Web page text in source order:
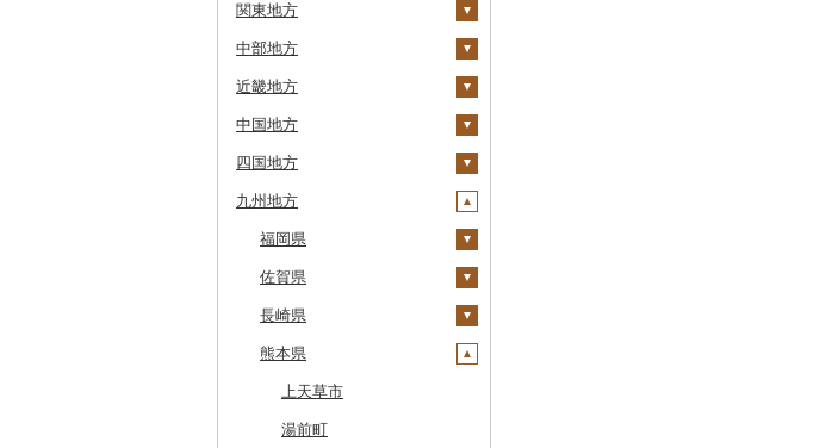
八雲町
鹿部町
江差町
白老町
せたな町
旭川市
森町
稚内市
標津町
清里町
北斗市
留萌市
青森県
十和田市
大鰐町
南部町
五戸町
藤崎町
六ヶ所村
東北町
三戸町
東通村
黒石市
おいらせ町
岩手県
宮古市
軽米町
岩手町
矢巾町
釜石市
野田村
普代村
一戸町
陸前高田市
紫波町
宮城県
柴田町
色麻町
丸森町
大衡村
加美町
利府町
白石市
登米市
山元町
秋田県
大潟村
横手市
能代市
小坂町
仙北市
井川町
潟上市
三種町
山形県
村山市
尾花沢市
上山市
河北町
酒田市
新庄市
長井市
福島県
天栄村
広野町
鏡石町
須賀川市
小野町
棚倉町
関東地方
茨城県
土浦市
取手市
つくば市
稲敷市
潮来市
五霞町
北茨城市
境町
かすみがうら市
牛久市
栃木県
那須塩原市
市貝町
塩谷町
上三川町
佐野市
真岡市
高根沢町
大田原市
栃木市
群馬県
榛東村
下仁田町
玉村町
安中市
川場村
昭和村
甘楽町
明和町
埼玉県
春日部市
蕨市
戸田市
毛呂山町
久喜市
ふじみ野市
川島町
千葉県
勝浦市
袖ケ浦市
我孫子市
長柄町
芝山町
八千代市
東京都
八王子市
日野市
昭島市
武蔵村山市
葛飾区
神奈川県
南足柄市
松田町
大井町
中井町
中部地方
新潟県
十日町市
弥彦村
阿賀町
出雲崎町
魚沼市
佐渡市
燕市
南魚沼市
関川村
富山県
射水市
氷見市
朝日町
高岡市
魚津市
砺波市
入善町
黒部市
石川県
羽咋市
七尾市
白山市
穴水町
輪島市
中能登町
石川県（県庁）
福井県
美浜町
小浜市
越前町
若狭町
鯖江市
高浜町
山梨県
富士吉田市
甲斐市
山梨市
富士川町
大月市
長野県
高森町
御代田町
飯田市
青木村
岐阜県
養老町
八百津町
池田町
静岡県
下田市
静岡市
愛知県
清須市
近畿地方
三重県
鈴鹿市
伊賀市
木曽岬町
多気町
松阪市
桑名市
志摩市
明和町
滋賀県
長浜市
高島市
草津市
近江八幡市
竜王町
甲賀市
湖南市
京都府
宮津市
伊根町
与謝野町
福知山市
亀岡市
城陽市
大阪府
茨木市
豊能町
枚方市
河内長野市
泉佐野市
兵庫県
上郡町
神河町
小野市
太子町
奈良県
曽爾村
河合町
宇陀市
和歌山県
湯浅町
有田市
中国地方
鳥取県
鳥取県（県庁）
米子市
大山町
琴浦町
日野町
鳥取市
北栄町
島根県
雲南市
海士町
津和野町
飯南町
安来市
知夫村
岡山県
津山市
西粟倉村
久米南町
真庭市
新見市
広島県
安芸太田町
世羅町
大竹市
廿日市市
山口県
柳井市
平生町
山口県（県庁）
四国地方
徳島県
阿波市
牟岐町
那賀町
三好市
鳴門市
藍住町
香川県
高松市
直島町
さぬき市
多度津町
三豊市
愛媛県
今治市
鬼北町
西予市
八幡浜市
高知県
香美市
馬路村
芸西村
九州地方
福岡県
那珂川市
添田町
大刀洗町
朝倉市
苅田町
佐賀県
嬉野市
佐賀県（県庁）
唐津市
江北町
長崎県
松浦市
時津町
諫早市
熊本県
上天草市
湯前町